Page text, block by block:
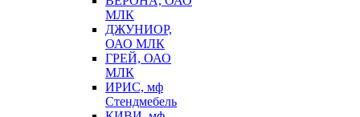
МЛК
ДЖУНИОР,
ОАО МЛК
ГРЕЙ, ОАО
МЛК
ИРИС, мф
Стендмебель